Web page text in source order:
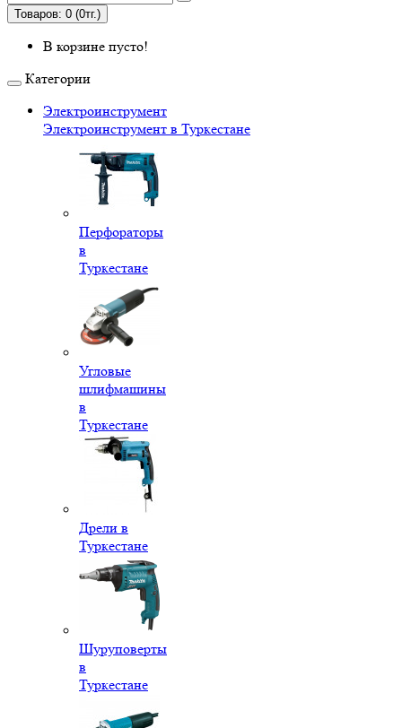
Товаров: 0 (0тг.)
В корзине пусто!
Категории
Электроинструмент
Электроинструмент в Туркестане
Перфораторы
в
Туркестане
Угловые
шлифмашины
в
Туркестане
Дрели в
Туркестане
Шуруповерты
в
Туркестане